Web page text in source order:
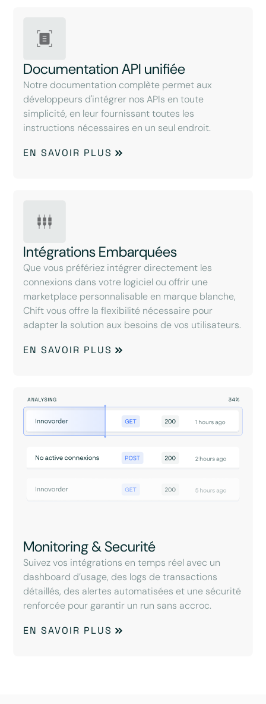
Documentation API unifiée
Notre documentation complète permet aux
développeurs d'intégrer nos APIs en toute
simplicité, en leur fournissant toutes les
instructions nécessaires en un seul endroit.
EN SAVOIR PLUS
Intégrations Embarquées
Que vous préfériez intégrer directement les
connexions dans votre logiciel ou offrir une
marketplace personnalisable en marque blanche,
Chift vous offre la flexibilité nécessaire pour
adapter la solution aux besoins de vos utilisateurs.
EN SAVOIR PLUS
Monitoring & Securité
Suivez vos intégrations en temps réel avec un
dashboard d’usage, des logs de transactions
détaillés, des alertes automatisées et une sécurité
renforcée pour garantir un run sans accroc.
EN SAVOIR PLUS